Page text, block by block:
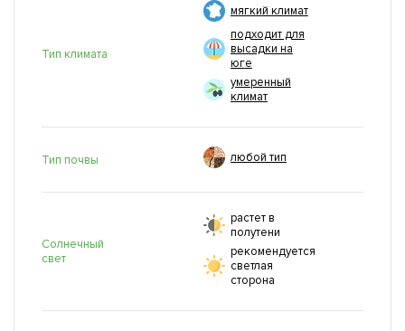
Тип климата
мягкий климат
подходит для
высадки на
юге
умеренный
климат
Тип почвы любой тип
Солнечный
свет
растет в
полутени
рекомендуется
светлая
сторона